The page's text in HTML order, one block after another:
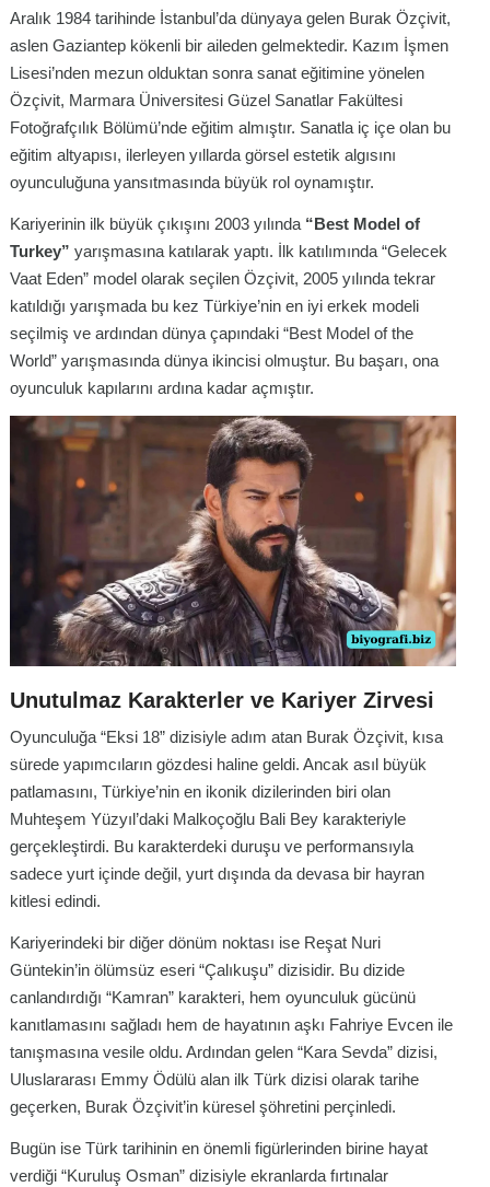
Aralık 1984 tarihinde İstanbul’da dünyaya gelen Burak Özçivit,
aslen Gaziantep kökenli bir aileden gelmektedir. Kazım İşmen
Lisesi’nden mezun olduktan sonra sanat eğitimine yönelen
Özçivit, Marmara Üniversitesi Güzel Sanatlar Fakültesi
Fotoğrafçılık Bölümü’nde eğitim almıştır. Sanatla iç içe olan bu
eğitim altyapısı, ilerleyen yıllarda görsel estetik algısını
oyunculuğuna yansıtmasında büyük rol oynamıştır.
Kariyerinin ilk büyük çıkışını 2003 yılında “Best Model of
Turkey” yarışmasına katılarak yaptı. İlk katılımında “Gelecek
Vaat Eden” model olarak seçilen Özçivit, 2005 yılında tekrar
katıldığı yarışmada bu kez Türkiye’nin en iyi erkek modeli
seçilmiş ve ardından dünya çapındaki “Best Model of the
World” yarışmasında dünya ikincisi olmuştur. Bu başarı, ona
oyunculuk kapılarını ardına kadar açmıştır.
Unutulmaz Karakterler ve Kariyer Zirvesi
Oyunculuğa “Eksi 18” dizisiyle adım atan Burak Özçivit, kısa
sürede yapımcıların gözdesi haline geldi. Ancak asıl büyük
patlamasını, Türkiye’nin en ikonik dizilerinden biri olan
Muhteşem Yüzyıl’daki Malkoçoğlu Bali Bey karakteriyle
gerçekleştirdi. Bu karakterdeki duruşu ve performansıyla
sadece yurt içinde değil, yurt dışında da devasa bir hayran
kitlesi edindi.
Kariyerindeki bir diğer dönüm noktası ise Reşat Nuri
Güntekin’in ölümsüz eseri “Çalıkuşu” dizisidir. Bu dizide
canlandırdığı “Kamran” karakteri, hem oyunculuk gücünü
kanıtlamasını sağladı hem de hayatının aşkı Fahriye Evcen ile
tanışmasına vesile oldu. Ardından gelen “Kara Sevda” dizisi,
Uluslararası Emmy Ödülü alan ilk Türk dizisi olarak tarihe
geçerken, Burak Özçivit’in küresel şöhretini perçinledi.
Bugün ise Türk tarihinin en önemli figürlerinden birine hayat
verdiği “Kuruluş Osman” dizisiyle ekranlarda fırtınalar